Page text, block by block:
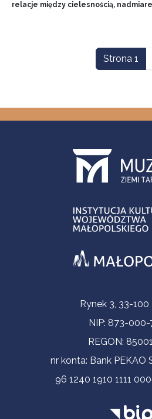
relacje między cielesnością,
Strona 1
Informacje kontaktowe
Rynek 3, 33-100
NIP: 873-000-
REGON:
nr konta: Bank PEKAO
96 1240 1910 1111